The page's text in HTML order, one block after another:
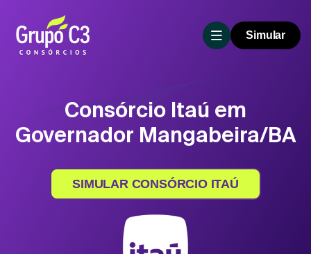
Simular
Consórcio Itaú em
Governador Mangabeira/BA
SIMULAR CONSÓRCIO ITAÚ